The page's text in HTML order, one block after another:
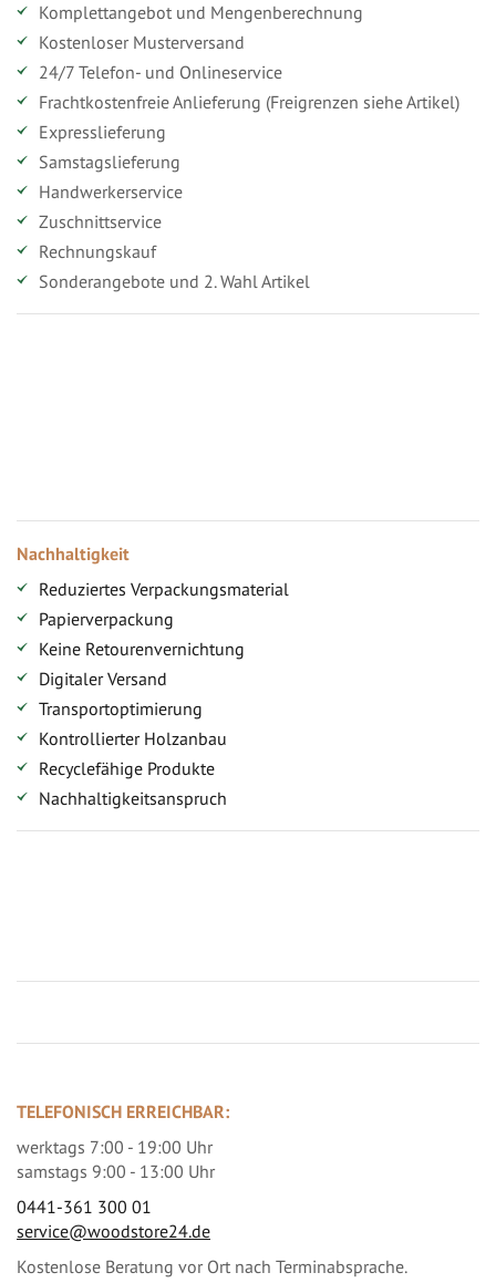
Komplettangebot und Mengenberechnung
Kostenloser Musterversand
24/7 Telefon- und Onlineservice
Frachtkostenfreie Anlieferung (Freigrenzen siehe Artikel)
Expresslieferung
Samstagslieferung
Handwerkerservice
Zuschnittservice
Rechnungskauf
Sonderangebote und 2. Wahl Artikel
Nachhaltigkeit
Reduziertes Verpackungsmaterial
Papierverpackung
Keine Retourenvernichtung
Digitaler Versand
Transportoptimierung
Kontrollierter Holzanbau
Recyclefähige Produkte
Nachhaltigkeitsanspruch
TELEFONISCH ERREICHBAR:
werktags 7:00 - 19:00 Uhr
samstags 9:00 - 13:00 Uhr
0441-361 300 01
service@woodstore24.de
Kostenlose Beratung vor Ort nach Terminabsprache.